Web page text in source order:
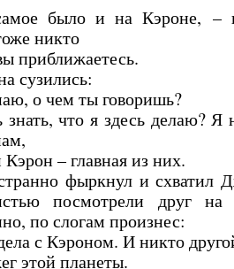
было и на Кэроне, –
никто
приближаетесь.
сузились:
о чем ты говоришь?
что я здесь делаю? Я
– главная из них.
фыркнул и схватил
посмотрели друг на
по слогам произнес:
с Кэроном. И никто
этой планеты.